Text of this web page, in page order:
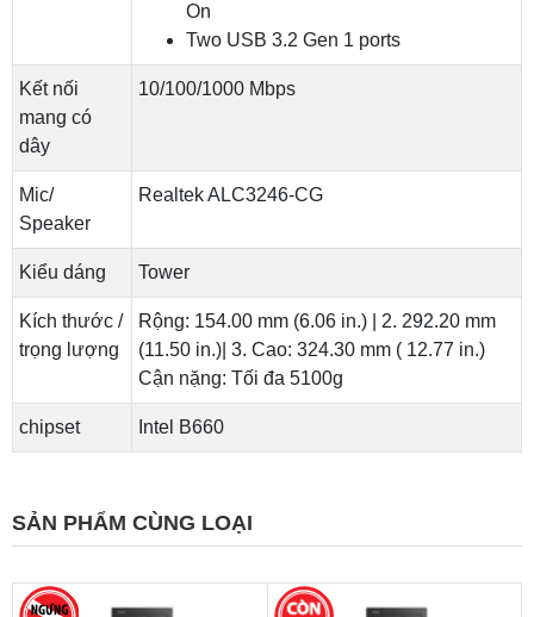
On
Two USB 3.2 Gen 1 ports
Kết nối
mang có
dây
10/100/1000 Mbps
Mic/
Speaker
Realtek ALC3246-CG
Kiểu dáng Tower
Kích thước /
trọng lượng
Rộng: 154.00 mm (6.06 in.) | 2. 292.20 mm
(11.50 in.)| 3. Cao: 324.30 mm ( 12.77 in.)
Cận nặng: Tối đa 5100g
chipset Intel B660
SẢN PHẨM CÙNG LOẠI